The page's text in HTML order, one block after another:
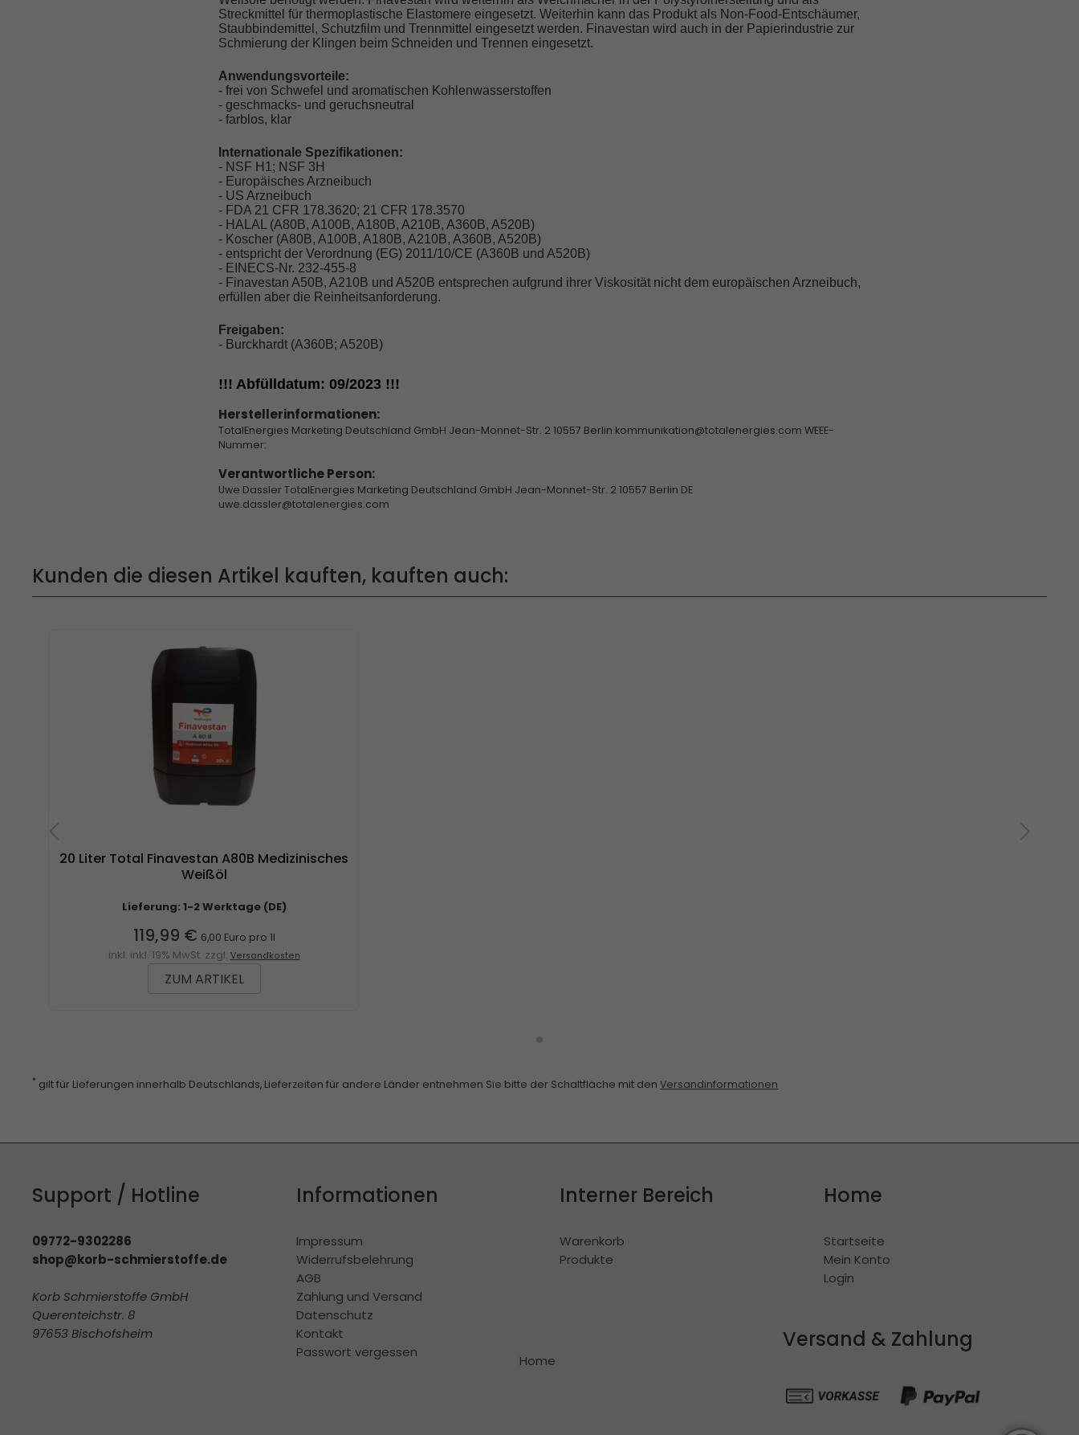
Streckmittel für thermoplastische Elastomere eingesetzt. Weiterhin kann das Produkt als Non-Food-Entschäumer,
Staubbindemittel, Schutzfilm und Trennmittel eingesetzt werden. Finavestan wird auch in der Papierindustrie zur
Schmierung der Klingen beim Schneiden und Trennen eingesetzt.
Anwendungsvorteile:
- frei von Schwefel und aromatischen Kohlenwasserstoffen
- geschmacks- und geruchsneutral
- farblos, klar
Internationale Spezifikationen:
- NSF H1; NSF 3H
- Europäisches Arzneibuch
- US Arzneibuch
- FDA 21 CFR 178.3620; 21 CFR 178.3570
- HALAL (A80B, A100B, A180B, A210B, A360B, A520B)
- Koscher (A80B, A100B, A180B, A210B, A360B, A520B)
- entspricht der Verordnung (EG) 2011/10/CE (A360B und A520B)
- EINECS-Nr. 232-455-8
- Finavestan A50B, A210B und A520B entsprechen aufgrund ihrer Viskosität nicht dem europäischen Arzneibuch,
erfüllen aber die Reinheitsanforderung.
Freigaben:
- Burckhardt (A360B; A520B)
!!! Abfülldatum: 09/2023 !!!
Herstellerinformationen:
TotalEnergies Marketing Deutschland GmbH Jean-Monnet-Str. 2 10557 Berlin kommunikation@totalenergies.com WEEE-
Nummer:
Verantwortliche Person:
Uwe Dassler TotalEnergies Marketing Deutschland GmbH Jean-Monnet-Str. 2 10557 Berlin DE
uwe.dassler@totalenergies.com
Kunden die diesen Artikel kauften, kauften auch:
20 Liter Total Finavestan A80B Medizinisches
Weißöl
Lieferung: 1-2 Werktage (DE)
119,99 € 6,00 Euro pro 1l
inkl. inkl. 19% MwSt. zzgl. Versandkosten
ZUM ARTIKEL
* gilt für Lieferungen innerhalb Deutschlands, Lieferzeiten für andere Länder entnehmen Sie bitte der Schaltfläche mit denVersandinformationen
Support / Hotline
09772-9302286
shop@korb-schmierstoffe.de
Korb Schmierstoffe GmbH
Querenteichstr. 8
97653 Bischofsheim
Informationen
Impressum
Widerrufsbelehrung
AGB
Zahlung und Versand
Datenschutz
Kontakt
Passwort vergessen
Interner Bereich
Warenkorb
Produkte
Home
Startseite
Mein Konto
Login
Home
Versand & Zahlung